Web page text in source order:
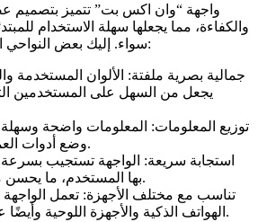
واجهة “وان اكس بت” تتميز بتصميم
والكفاءة، مما يجعلها سهلة الاستخدام
سواء. إليك بعض النواحي التي تميز تصميم الواجهة:
جمالية بصرية ملفتة: الألوان المستخدمة
يجعل من السهل على المستخدمين
توزيع المعلومات: المعلومات واضحة وسهلة
وضع أدوات العمل بشكل منطقي.
استجابة سريعة: الواجهة تستجيب بسرعة
بها المستخدم، ما يحسن من التجربة العامة.
تناسب مع مختلف الأجهزة: تعمل
الهواتف الذكية والأجهزة اللوحية وأيضًا على سطح المكتب.